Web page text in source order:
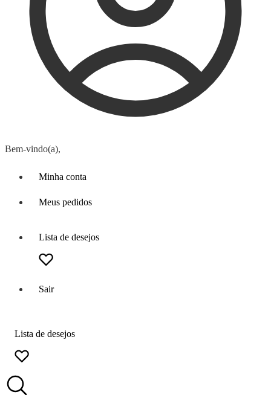
Bem-vindo(a),
Minha conta
Meus pedidos
Lista de desejos
Sair
Lista de desejos